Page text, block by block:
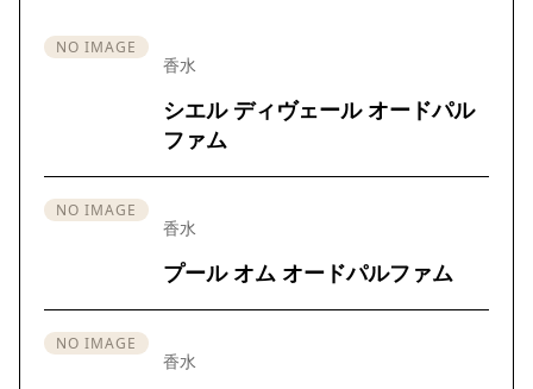
NO IMAGE
香水
シエル ディヴェール オードパル
ファム
NO IMAGE
香水
プール オム オードパルファム
NO IMAGE
香水